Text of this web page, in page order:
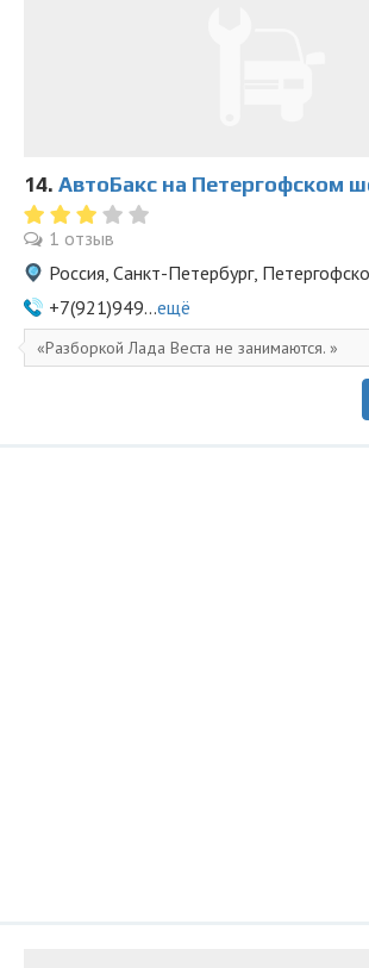
14. АвтоБакс на Петергофском
1 отзыв
Россия, Санкт-Петербург,
+7(921)949...ещё
Разборкой Лада Веста не занимаются.